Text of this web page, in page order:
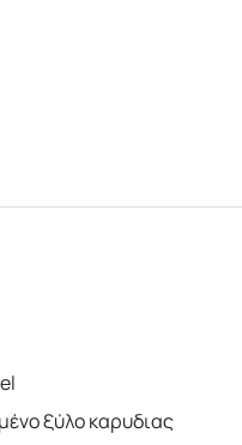
ξύλο καρυδιας